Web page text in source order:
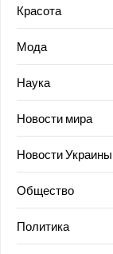
Красота
Мода
Наука
Новости мира
Новости Украины
Общество
Политика